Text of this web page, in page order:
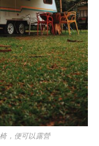
，便可以露營